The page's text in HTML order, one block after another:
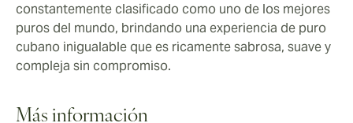
constantemente clasificado como uno de los mejores
puros del mundo, brindando una experiencia de puro
cubano inigualable que es ricamente sabrosa, suave y
compleja sin compromiso.
Más información